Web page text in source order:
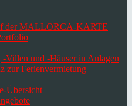
der MALLORCA-KARTE
-Villen und -Häuser in Anlagen
zur Ferienvermietung
Übersicht